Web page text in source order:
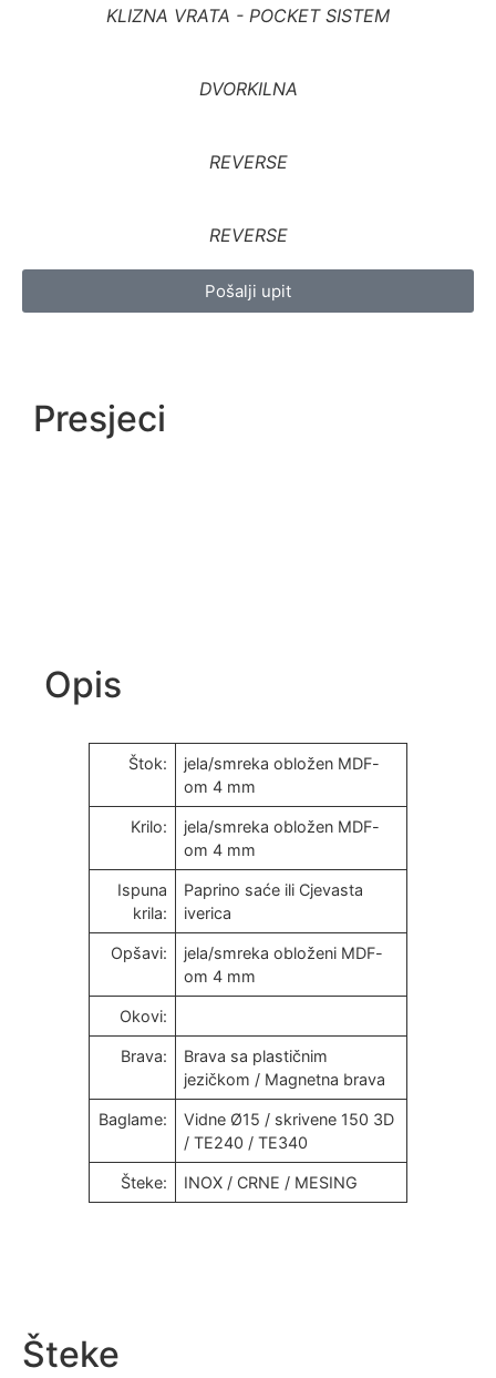
KLIZNA VRATA - POCKET SISTEM
DVORKILNA
REVERSE
REVERSE
Pošalji upit
Presjeci
Opis
Štok:
jela/smreka obložen MDF-
om 4 mm
Krilo:
jela/smreka obložen MDF-
om 4 mm
Ispuna
krila:
Paprino saće ili Cjevasta
iverica
Opšavi:
jela/smreka obloženi MDF-
om 4 mm
Okovi:
Brava:
Brava sa plastičnim
jezičkom / Magnetna brava
Baglame:
Vidne Ø15 / skrivene 150 3D
/ TE240 / TE340
Šteke: INOX / CRNE / MESING
Šteke